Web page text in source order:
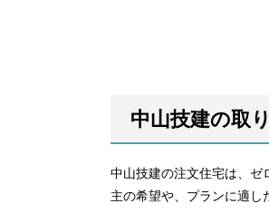
中山技建の取
中山技建の注文住宅は、ゼ
主の希望や、プランに適し